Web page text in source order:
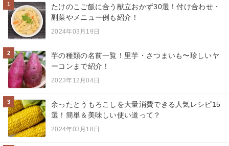
1
たけのこご飯に合う献立おかず30選！付け合わせ・
副菜やメニュー例も紹介！
2024年03月19日
2
芋の種類の名前一覧！里芋・さつまいも〜珍しいヤ
ーコンまで紹介！
2023年12月04日
3
余ったとうもろこしを大量消費できる人気レシピ15
選！簡単＆美味しい使い道って？
2024年03月18日